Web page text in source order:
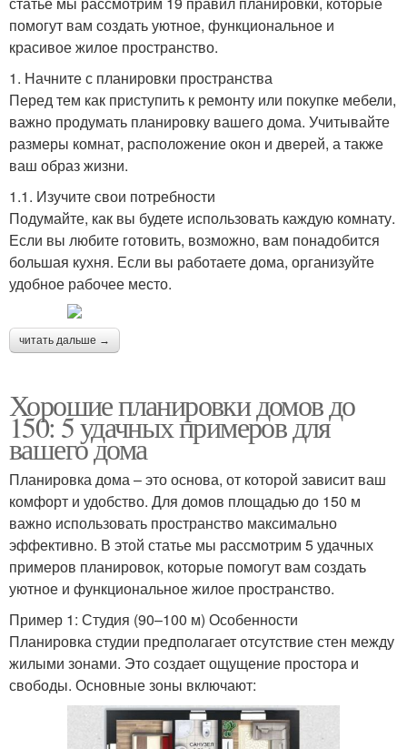
помогут вам создать уютное, функциональное и
красивое жилое пространство.
1. Начните с планировки пространства
Перед тем как приступить к ремонту или покупке мебели,
важно продумать планировку вашего дома. Учитывайте
размеры комнат, расположение окон и дверей, а также
ваш образ жизни.
1.1. Изучите свои потребности
Подумайте, как вы будете использовать каждую комнату.
Если вы любите готовить, возможно, вам понадобится
большая кухня. Если вы работаете дома, организуйте
удобное рабочее место.
читать дальше →
Хорошие планировки домов до
150: 5 удачных примеров для
вашего дома
Планировка дома – это основа, от которой зависит ваш
комфорт и удобство. Для домов площадью до 150 м
важно использовать пространство максимально
эффективно. В этой статье мы рассмотрим 5 удачных
примеров планировок, которые помогут вам создать
уютное и функциональное жилое пространство.
Пример 1: Студия (90–100 м) Особенности
Планировка студии предполагает отсутствие стен между
жилыми зонами. Это создает ощущение простора и
свободы. Основные зоны включают: